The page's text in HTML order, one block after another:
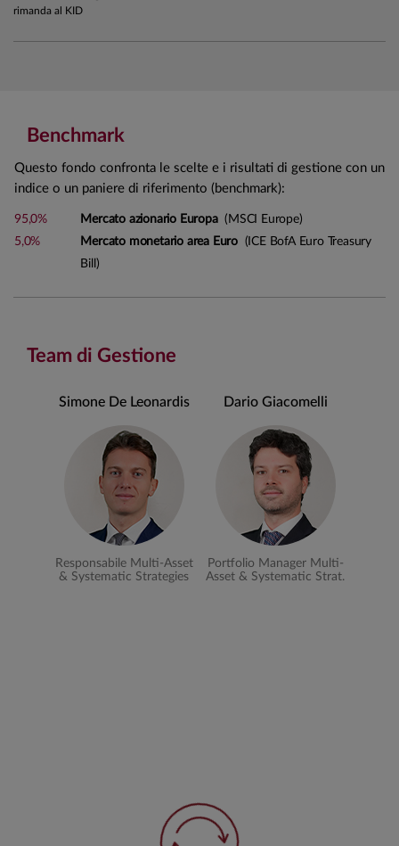
rimanda al KID
Benchmark
Questo fondo confronta le scelte e i risultati di gestione con un
indice o un paniere di riferimento (benchmark):
95,0% Mercato azionario Europa(MSCI Europe)
5,0%
Mercato monetario area Euro (ICE BofA Euro Treasury
Bill)
Team di Gestione
Simone De Leonardis
Responsabile Multi-Asset
& Systematic Strategies
Dario Giacomelli
Portfolio Manager Multi-
Asset & Systematic Strat.